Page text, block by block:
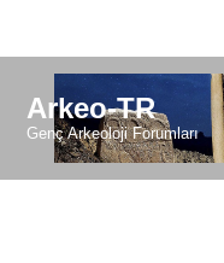
Arkeo-TR
Genç Arkeoloji Forumları